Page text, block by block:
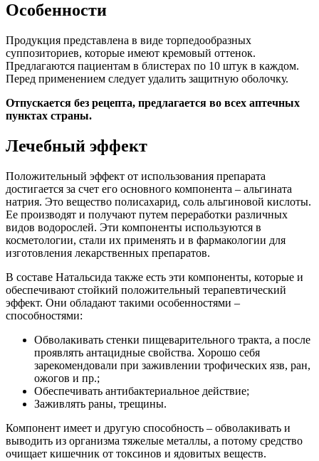
Особенности
Продукция представлена в виде торпедообразных
суппозиториев, которые имеют кремовый оттенок.
Предлагаются пациентам в блистерах по 10 штук в каждом.
Перед применением следует удалить защитную оболочку.
Отпускается без рецепта, предлагается во всех аптечных
пунктах страны.
Лечебный эффект
Положительный эффект от использования препарата
достигается за счет его основного компонента – альгината
натрия. Это вещество полисахарид, соль альгиновой кислоты.
Ее производят и получают путем переработки различных
видов водорослей. Эти компоненты используются в
косметологии, стали их применять и в фармакологии для
изготовления лекарственных препаратов.
В составе Натальсида также есть эти компоненты, которые и
обеспечивают стойкий положительный терапевтический
эффект. Они обладают такими особенностями –
способностями:
Обволакивать стенки пищеварительного тракта, а после
проявлять антацидные свойства. Хорошо себя
зарекомендовали при заживлении трофических язв, ран,
ожогов и пр.;
Обеспечивать антибактериальное действие;
Заживлять раны, трещины.
Компонент имеет и другую способность – обволакивать и
выводить из организма тяжелые металлы, а потому средство
очищает кишечник от токсинов и ядовитых веществ.